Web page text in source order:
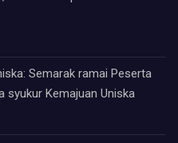
Semarak ramai Peserta
syukur Kemajuan Uniska